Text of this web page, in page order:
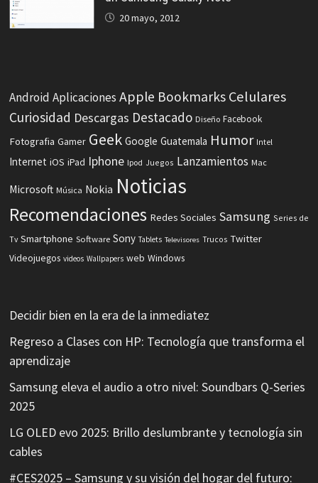
20 mayo, 2012
Android Aplicaciones Apple Bookmarks Celulares
Curiosidad Descargas Destacado Diseño Facebook
Fotografia Gamer Geek Google Guatemala Humor Intel
Internet iOS iPad Iphone Ipod Juegos Lanzamientos Mac
Microsoft Música Nokia Noticias
Recomendaciones Redes Sociales Samsung Series de
Tv Smartphone Software Sony Tablets Televisores Trucos Twitter
Videojuegos videos Wallpapers web Windows
Decidir bien en la era de la inmediatez
Regreso a Clases con HP: Tecnología que transforma el
aprendizaje
Samsung eleva el audio a otro nivel: Soundbars Q-Series
2025
LG OLED evo 2025: Brillo deslumbrante y tecnología sin
cables
#CES2025 – Samsung y su visión del hogar del futuro: